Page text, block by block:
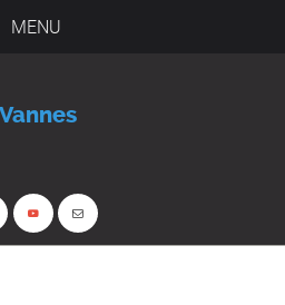
MENU
Vannes